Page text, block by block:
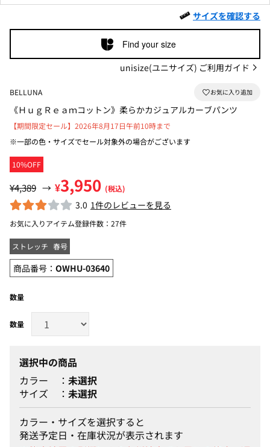
サイズを確認する
Find your size
unisize(ユニサイズ) ご利用ガイド
BELLUNA
《ＨｕｇＲｅａｍコットン》柔らかカジュアルカーブパンツ
10%OFF
【期間限定セール】2026年8月17日午前10時まで
※一部の色・サイズでセール対象外の場合がございます
¥4,389 → ¥3,950 (税込)
3.0 1件のレビューを見る
お気に入りアイテム登録件数： 27件
ストレッチ 春号
商品番号： OWHU-03640
数量
選択中の商品
カラー
未選択
サイズ
未選択
カラー・サイズを選択すると
発送予定日・在庫状況が表示されます